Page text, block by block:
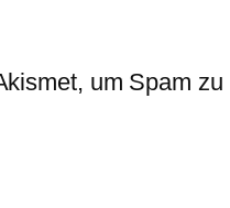
um Spam zu